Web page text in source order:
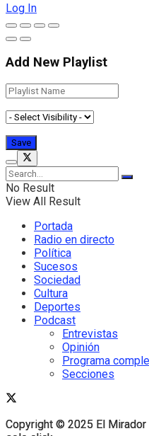
Copyright © 2025 El Mirador
Log In
Add New Playlist
No Result
View All Result
Portada
Radio en directo
Política
Sucesos
Sociedad
Cultura
Deportes
Podcast
Entrevistas
Opinión
Programa
Secciones
Copyright © 2025 El Mirador